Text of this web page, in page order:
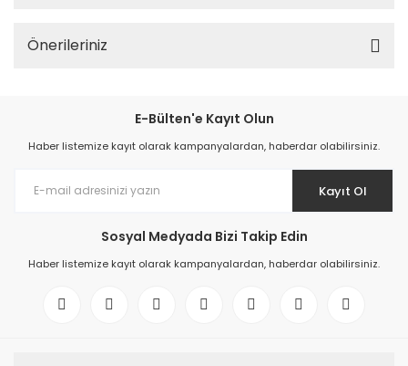
Önerileriniz
E-Bülten'e Kayıt Olun
Haber listemize kayıt olarak kampanyalardan, haberdar olabilirsiniz.
Kayıt Ol
Sosyal Medyada Bizi Takip Edin
Haber listemize kayıt olarak kampanyalardan, haberdar olabilirsiniz.